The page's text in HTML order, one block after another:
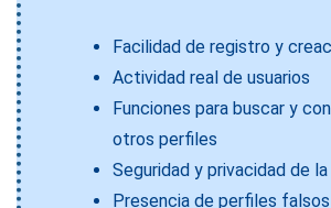
Facilidad de registro y
Actividad real de usuarios
Funciones para buscar y
otros perfiles
Seguridad y privacidad de
Presencia de perfiles